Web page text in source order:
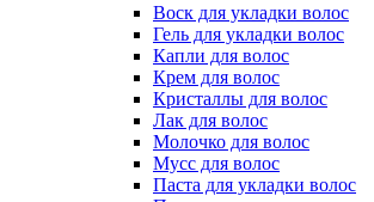
Воск для укладки волос
Гель для укладки волос
Капли для волос
Крем для волос
Кристаллы для волос
Лак для волос
Молочко для волос
Мусс для волос
Паста для укладки волос